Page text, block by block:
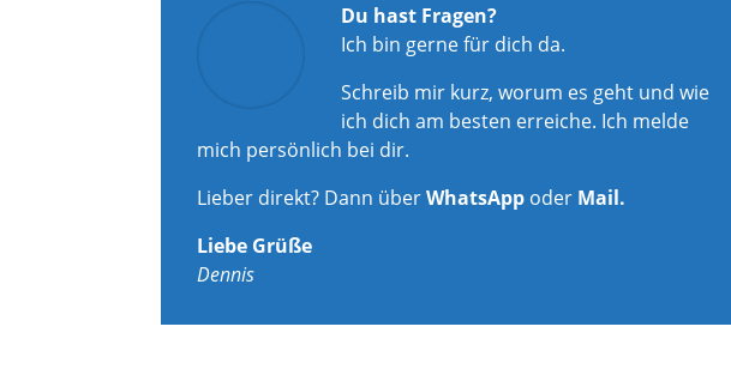
Du hast Fragen?
Ich bin gerne für dich da.
Schreib mir kurz, worum es geht und wie
ich dich am besten erreiche. Ich melde
mich persönlich bei dir.
Lieber direkt? Dann überWhatsApp oder Mail.
Liebe Grüße
Dennis